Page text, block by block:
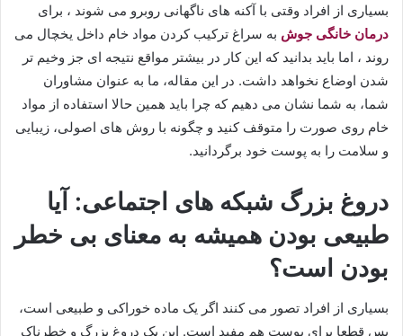
بسیاری از افراد وقتی با آکنه های ناگهانی روبرو می شوند ، برای
درمان خانگی جوش به سراغ ترکیب کردن مواد خام داخل یخچال می
روند ، اما باید بدانید که این کار در بیشتر مواقع نتیجه ای جز وخیم تر
شدن اوضاع نخواهد داشت. ​در این مقاله، ما به عنوان مشاوران
شما، به شما نشان می دهیم که چرا باید همین حالا استفاده از مواد
خام روی صورت را متوقف کنید و چگونه با روش های اصولی، زیبایی
و سلامت را به پوست خود برگردانید.
دروغ بزرگ شبکه های اجتماعی: آیا
طبیعی بودن همیشه به معنای بی خطر
بودن است؟
​بسیاری از افراد تصور می کنند اگر یک ماده خوراکی و طبیعی است،
پس قطعا برای پوست هم مفید است. این یک دروغ بزرگ و خطرناک